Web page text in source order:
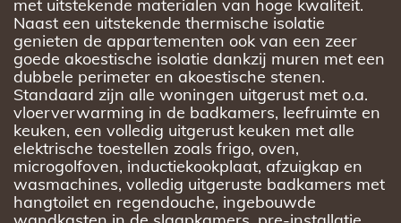
met uitstekende materialen van hoge kwaliteit.
Naast een uitstekende thermische isolatie
genieten de appartementen ook van een zeer
goede akoestische isolatie dankzij muren met een
dubbele perimeter en akoestische stenen.
Standaard zijn alle woningen uitgerust met o.a.
vloerverwarming in de badkamers, leefruimte en
keuken, een volledig uitgerust keuken met alle
elektrische toestellen zoals frigo, oven,
microgolfoven, inductiekookplaat, afzuigkap en
wasmachines, volledig uitgeruste badkamers met
hangtoilet en regendouche, ingebouwde